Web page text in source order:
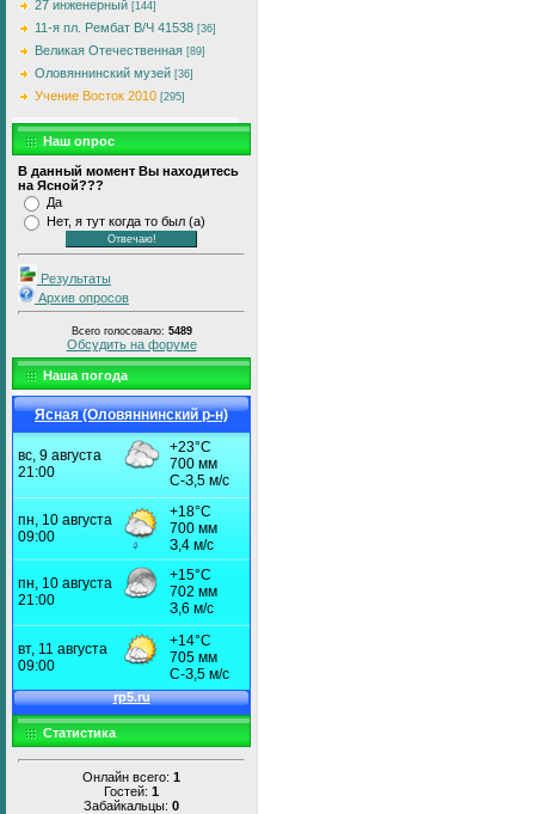
27 инженерный [144]
11-я пл. Рембат В/Ч 41538 [36]
Великая Отечественная [89]
Оловяннинский музей [36]
Учение Восток 2010 [295]
Наш опрос
В данный момент Вы находитесь
на Ясной???
Да
Нет, я тут когда то был (а)
Результаты
Архив опросов
Всего голосовало: 5489
Обсудить на форуме
Наша погода
Ясная (Оловяннинский р-н)
Статистика
Онлайн всего: 1
Гостей: 1
Забайкальцы: 0